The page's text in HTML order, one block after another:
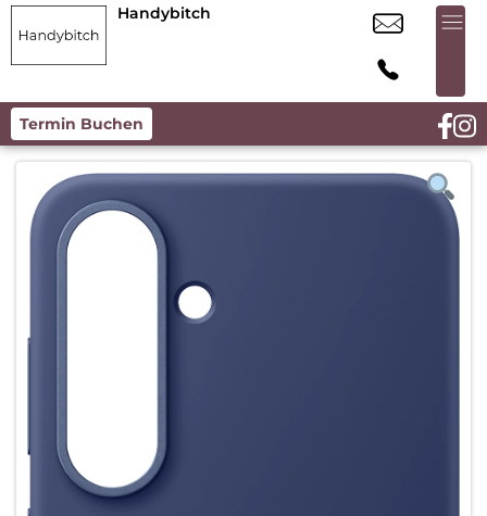
Handybitch
Termin Buchen